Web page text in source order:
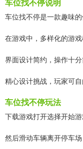
车位找不停是一款趣味的
在游戏中，多样化的游戏
界面设计简约，操作十分
精心设计挑战，玩家可
车位找不停玩法
下载游戏打开选择开始
然后滑动车辆离开停车场